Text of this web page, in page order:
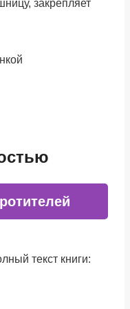
закрепляет
текст книги: